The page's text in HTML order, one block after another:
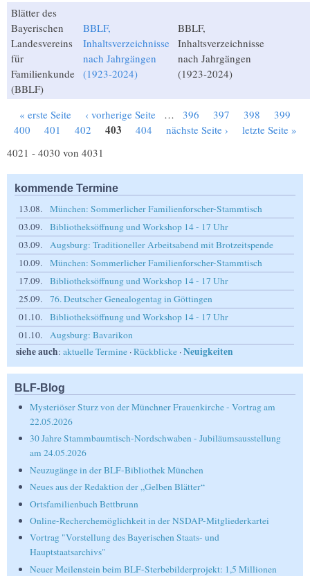
Blätter des
Bayerischen
Landesvereins
für
Familienkunde
(BBLF)
BBLF,
Inhaltsverzeichnisse
nach Jahrgängen
(1923-2024)
BBLF,
Inhaltsverzeichnisse
nach Jahrgängen
(1923-2024)
Seiten
« erste Seite ‹ vorherige Seite … 396 397 398
399
400
401 402 403 404 nächste Seite ›
letzte Seite »
4021 - 4030 von 4031
kommende Termine
13.08.
München: Sommerlicher Familienforscher-Stammtisch
03.09.
Bibliotheksöffnung und Workshop 14 - 17 Uhr
03.09.
Augsburg: Traditioneller Arbeitsabend mit Brotzeitspende
10.09.
München: Sommerlicher Familienforscher-Stammtisch
17.09.
Bibliotheksöffnung und Workshop 14 - 17 Uhr
25.09.
76. Deutscher Genealogentag in Göttingen
01.10.
Bibliotheksöffnung und Workshop 14 - 17 Uhr
01.10.
Augsburg: Bavarikon
siehe auch: aktuelle Termine ·Rückblicke ·Neuigkeiten
BLF-Blog
Mysteriöser Sturz von der Münchner Frauenkirche - Vortrag am
22.05.2026
30 Jahre Stammbaumtisch-Nordschwaben - Jubiläumsausstellung
am 24.05.2026
Neuzugänge in der BLF-Bibliothek München
Neues aus der Redaktion der „Gelben Blätter“
Ortsfamilienbuch Bettbrunn
Online-Recherchemöglichkeit in der NSDAP-Mitgliederkartei
Vortrag "Vorstellung des Bayerischen Staats- und
Hauptstaatsarchivs"
Neuer Meilenstein beim BLF-Sterbebilderprojekt: 1,5 Millionen